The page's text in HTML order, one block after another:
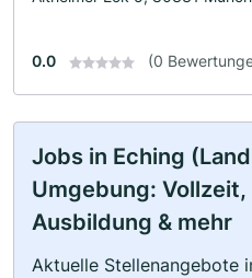
0.0 (0
Jobs in Eching
Umgebung: Vollzeit,
Ausbildung & mehr
Aktuelle Stellenangebote